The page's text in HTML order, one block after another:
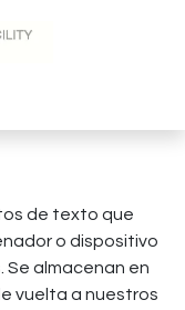
de texto que
o dispositivo
Se almacenan en
vuelta a nuestros